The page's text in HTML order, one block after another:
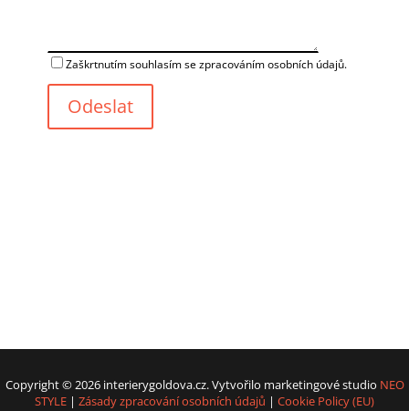
Zaškrtnutím souhlasím se zpracováním osobních údajů.
Odeslat
Copyright © 2026 interierygoldova.cz. Vytvořilo marketingové studio NEO
STYLE | Zásady zpracování osobních údajů | Cookie Policy (EU)